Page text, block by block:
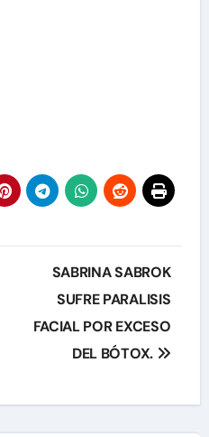
SABRINA SABROK
SUFRE PARALISIS
FACIAL POR EXCESO
DEL BÓTOX.